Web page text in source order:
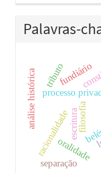
Palavras-
filosofia
processo
escritura
oralidade
análise histórica
racionalidade
fundiário
tributo
separação